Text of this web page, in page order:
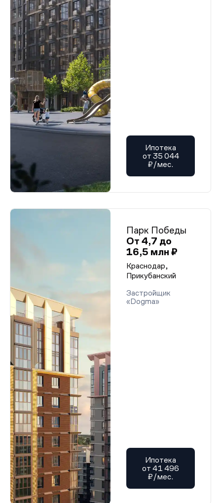
Ипотека
от 35 044
₽/мес.
Парк Победы
От 4,7 до
16,5 млн ₽
Краснодар,
Прикубанский
Застройщик
«Dogma»
Ипотека
от 41 496
₽/мес.